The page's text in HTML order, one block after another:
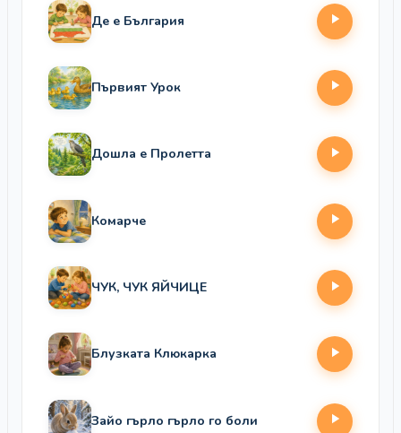
Де е България
Първият Урок
Дошла е Пролетта
Комарче
ЧУК, ЧУК ЯЙЧИЦЕ
Блузката Клюкарка
Зайо гърло гърло го боли